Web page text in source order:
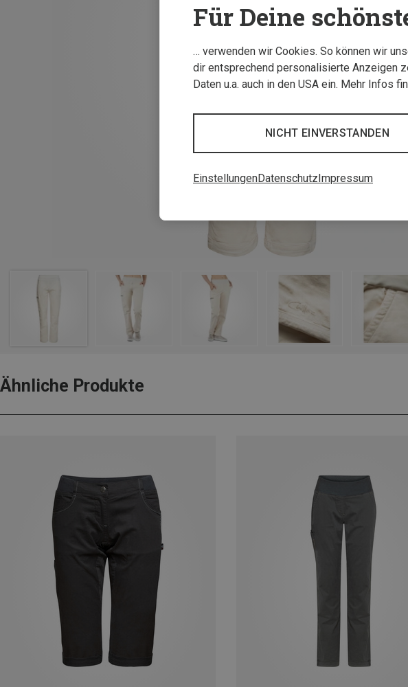
Ähnliche Produkte
Für Deine
… verwenden wir Cookies. So können wir
dir entsprechend personalisierte Anzeigen
Daten u.a. auch in den USA ein. Mehr Infos
NICHT EINVERSTANDEN
EinstellungenDatenschutz Impressum